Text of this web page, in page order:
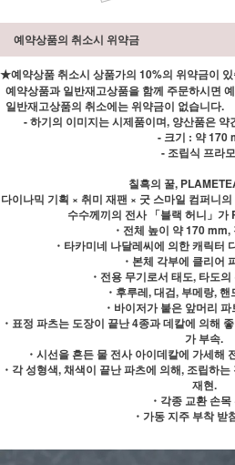
예약상품의 취소시 위약금
★예약상품 취소시 상품가의 10%의 위약금이
예약상품과 일반재고상품을 함께 주문하시면
일반재고상품의 취소에는 위약금이 없습니다.
- 하기의 이미지는 시제품이며, 양산품은
- 크기 : 약 170
- 조립식 프라
칠흑의 꿀,
다이나믹 기획 × 취미 재팬 × 굿 스마일 컴퍼니
수수께끼의 전사 「블랙 허니」
・전체 높이 약 170 mm,
・타카미네 나달레씨에 의한 캐릭터
・본체 각부에 클리어
・전용 무기로서 태도, 타도
・후루레, 대검, 부메랑,
・바이저가 붙은 앞머리
・표정 파츠는 도장이 끝난 4종과 데칼에 의해
가 부속.
・시선을 흔든 물 전사 아이데칼에 가세해
・각 성형색, 채색이 끝난 파츠에 의해, 조립하
재현.
・각종 교환 손
・가동 지주 부착 받